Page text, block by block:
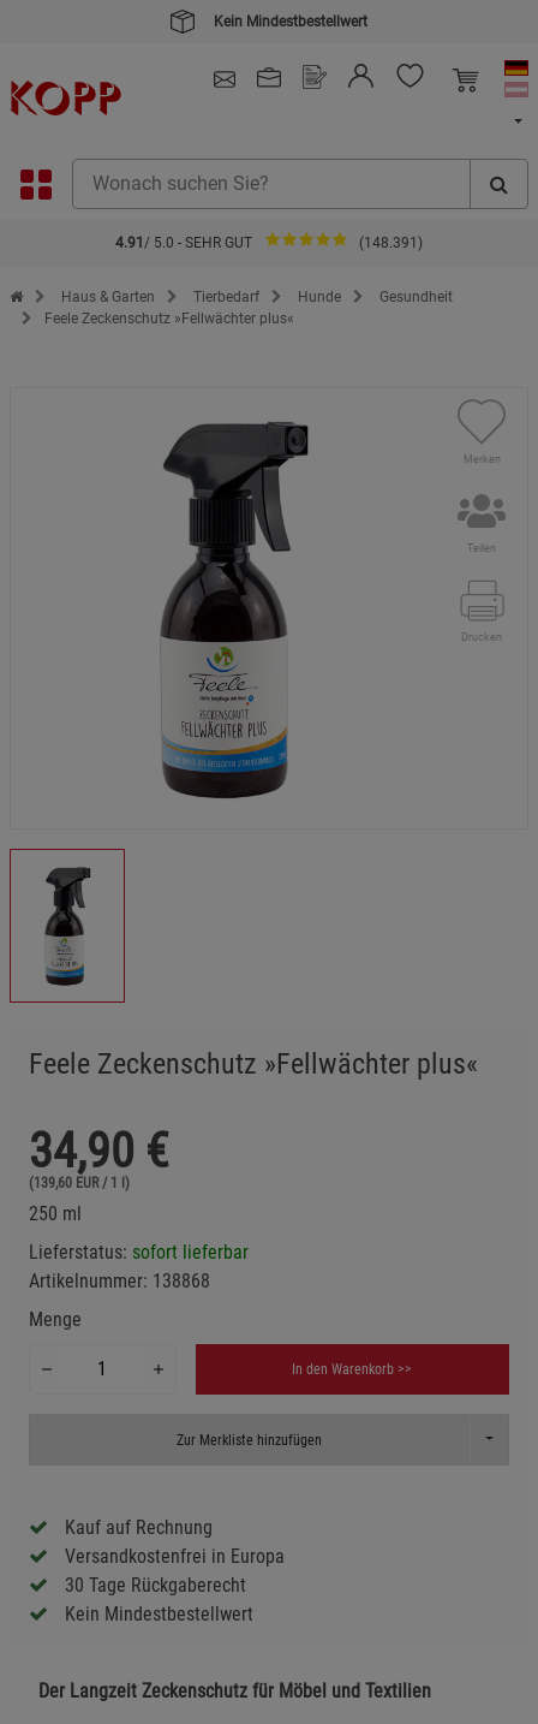
Kein Mindestbestellwert
4.91 / 5.0 - SEHR GUT (148.391)
Zur Startseite des Kopp Verlag Online-Shop
Haus & Garten Tierbedarf Hunde
Gesundheit
Feele Zeckenschutz »Fellwächter plus«
Merken
Teilen
Drucken
Feele Zeckenschutz »Fellwächter plus«
34,90 €
(139,60 EUR / 1 l)
250 ml
Lieferstatus: sofort lieferbar
Artikelnummer: 138868
Menge
In den Warenkorb >>
Zur Merkliste hinzufügen Toggle
Kauf auf Rechnung
Versandkostenfrei in Europa
30 Tage Rückgaberecht
Kein Mindestbestellwert
Der Langzeit Zeckenschutz für Möbel und Textilien